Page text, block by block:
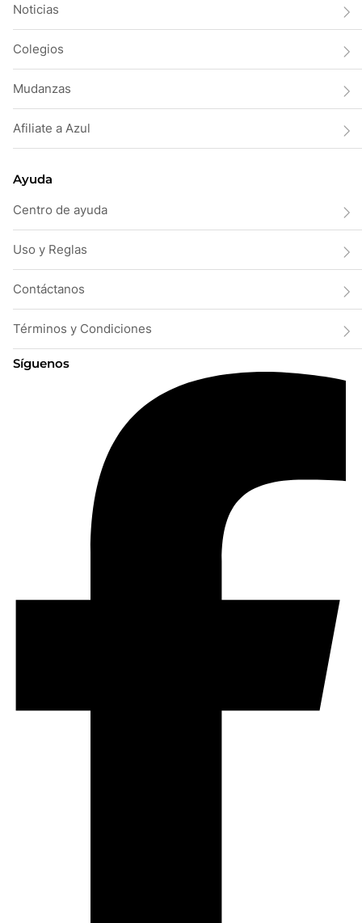
Noticias
Colegios
Mudanzas
Afiliate a Azul
Ayuda
Centro de ayuda
Uso y Reglas
Contáctanos
Términos y Condiciones
Síguenos